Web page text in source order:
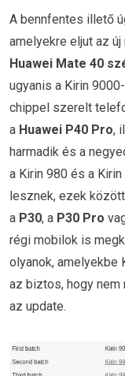
A bennfentes illető
amelyekre eljut az új
Huawei Mate 40
ugyanis a Kirin
chippel szerelt
a Huawei P40 Pro,
harmadik és a
a Kirin 980 és a
lesznek, ezek
a P30, a P30 Pro
régi mobilok is
olyanok, amelyekbe
az biztos, hogy
az update.